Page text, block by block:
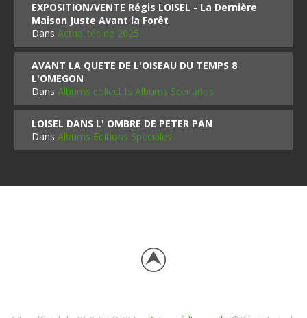
EXPOSITION/VENTE Régis LOISEL - La Dernière
Maison Juste Avant la Forêt
DansActualités de 2025
AVANT LA QUETE DE L'OISEAU DU TEMPS 8
L'OMEGON
DansAlbums collectifs Albums Scénarios
LOISEL DANS L' OMBRE DE PETER PAN
DansAlbums Editions Spéciales